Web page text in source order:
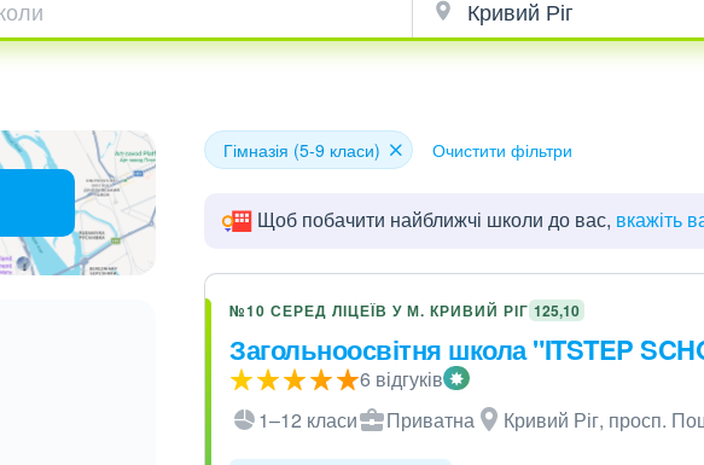
Гімназія (5-9 класи) Очистити фільтри
Щоб побачити найближчі школи до вас, вкажіть
№10 СЕРЕД ЛІЦЕЇВ У М. КРИВИЙ РІГ 125,10
Загольноосвітня школа "ITSTEP
6 відгуків
1–12 класи
Приватна Кривий Ріг, просп.